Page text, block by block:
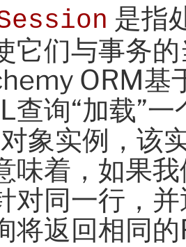
是指
它们与事务
ORM基
查询“加载”
象实例，该
味着，如果
对同一行，
将返回相同